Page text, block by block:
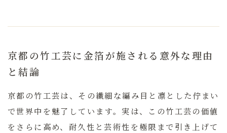
京都の竹工芸に金箔が施される意外な理由
と結論
京都の竹工芸は、その繊細な編み目と凛とした佇まい
で世界中を魅了しています。実は、この竹工芸の価値
をさらに高め、耐久性と芸術性を極限まで引き上げて